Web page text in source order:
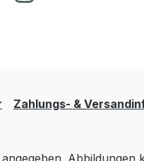
Zahlungs- &
Abbildungen